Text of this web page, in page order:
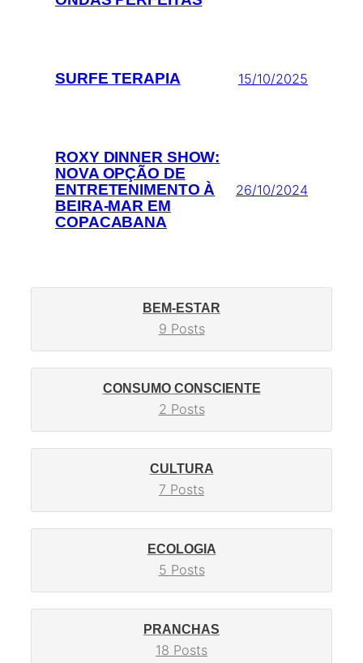
SURFE TERAPIA 15/10/2025
ROXY DINNER SHOW:
NOVA OPÇÃO DE
ENTRETENIMENTO À
BEIRA-MAR EM
COPACABANA
26/10/2024
BEM-ESTAR
9 Posts
CONSUMO CONSCIENTE
2 Posts
CULTURA
7 Posts
ECOLOGIA
5 Posts
PRANCHAS
18 Posts